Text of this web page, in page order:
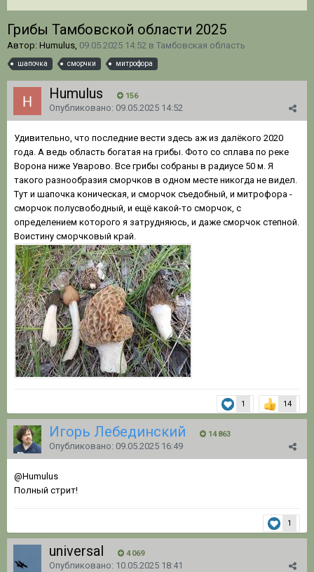
Грибы Тамбовской области 2025
Автор: Humulus, 09.05.2025 14:52 в Тамбовская область
шапочка сморчки митрофора
Humulus 156
Опубликовано: 09.05.2025 14:52
Удивительно, что последние вести здесь аж из далëкого 2020
года. А ведь область богатая на грибы. Фото со сплава по реке
Ворона ниже Уварово. Все грибы собраны в радиусе 50 м. Я
такого разнообразия сморчков в одном месте никогда не видел.
Тут и шапочка коническая, и сморчок съедобный, и митрофора -
сморчок полусвободный, и ещё какой-то сморчок, с
определением которого я затрудняюсь, и даже сморчок степной.
Воистину сморчковый край.
1 14
Игорь Лебединский 14 863
Опубликовано: 09.05.2025 16:49
@Humulus
Полный стрит!
1
universal 4 069
Опубликовано: 10.05.2025 18:41